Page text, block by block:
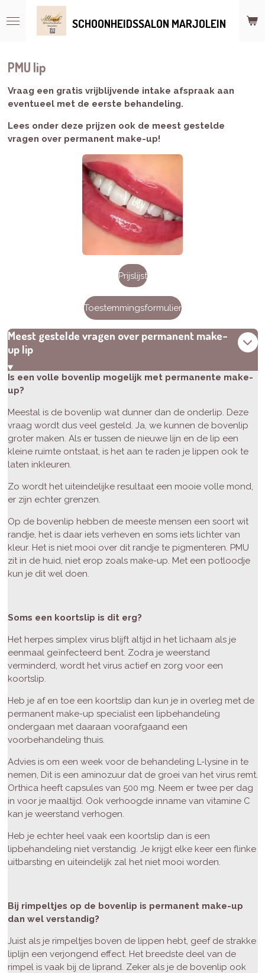
direct
hoofdinhoud
SCHOONHEIDSSALON MARJOLEIN
PMU lip
Vraag een gratis vrijblijvende intake afspraak aan
eventueel met de eerste behandeling.
Lees onder deze prijzen ook de meest gestelde
vragen over permanent make-up!
Prijslijst
Toestemmingsformulier
Meest gestelde vragen over permanent make-
up lip
Is een volle bovenlip mogelijk met permanente make-
up?
Meestal is de bovenlip wat dunner dan de onderlip. Deze
vraag wordt dus veel gesteld. Ja, we kunnen de bovenlip
groter maken. Als er tussen de nieuwe lijn en de lip een
kleine ruimte ontstaat, is het aan te raden je lippen ook te
laten inkleuren.
Zo wordt het uiteindelijke resultaat een mooie volle mond,
er zijn echter grenzen.
Op de bovenlip hebben de meeste mensen een soort wit
randje, het is daar iets verheven en soms iets lichter van
kleur. Het is niet mooi over dit randje te pigmenteren. PMU
zit in de huid, niet erop zoals make-up. Met een potloodje
kun je dit wel doen.
Soms een koortslip is dit erg?
Het herpes simplex virus blijft altijd in het lichaam als je
eenmaal geïnfecteerd bent. Zodra je weerstand
verminderd, wordt het virus actief en zorg voor een
koortslip.
Heb je af en toe een koortslip dan kun je in overleg met de
permanent make-up specialist een lipbehandeling
ondergaan met daaraan voorafgaand een
voorbehandeling thuis.
Advies is om een week voor de behandeling L-lysine in te
nemen, Dit is een aminozuur dat de groei van het virus remt.
Orthica heeft capsules van 500 mg. Neem er twee per dag
in voor je maaltijd. Ook verhoogde inname van vitamine C
kan je weerstand verhogen.
Heb je echter heel vaak een koortslip dan is een
lipbehandeling niet verstandig. Je krijgt elke keer een flinke
uitbarsting en uiteindelijk zal het niet mooi worden.
Bij rimpeltjes op de bovenlip is permanent make-up
dan wel verstandig?
Juist als je rimpeltjes boven de lippen hebt, geef de strakke
liplijn een verjongend effect. Het breedste deel van de
rimpel is vaak bij de liprand. Zeker als je de bovenlip ook